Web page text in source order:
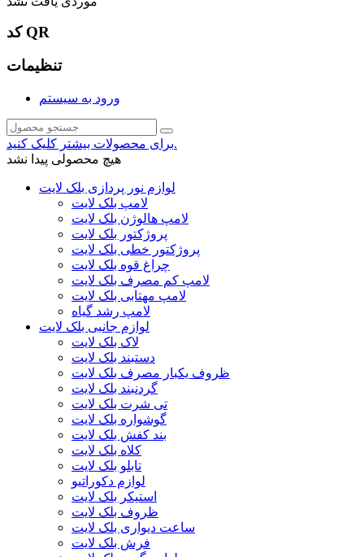
کد QR
تنظیمات
ورود به سیستم
برای محصولات بیشتر کلیک کنید.
هیچ محصولی پیدا نشد
لوازم نور پردازی بلک لایت
لامپ بلک لایت
لامپ هالوژن بلک لایت
پروژکتور بلک لایت
پروژکتور خطی بلک لایت
چراغ قوه بلک لایت
لامپ کم مصرف بلک لایت
لامپ مهتابی بلک لایت
لامپ رشد گیاه
لوازم جانبی بلک لایت
لاک بلک لایت
دستبند بلک لایت
ظروف یکبار مصرف بلک لایت
گردنبند بلک لایت
تی شرت بلک لایت
گوشواره بلک لایت
بند کفش بلک لایت
کلاه بلک لایت
تابلو بلک لایت
لوازم دکوراتیو
استیکر بلک لایت
ظروف بلک لایت
ساعت دیواری بلک لایت
فرش بلک لایت